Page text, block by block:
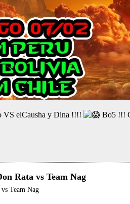
elCausha y Dina !!!!
Bo5 !!!
Rata vs Team Nag
Team Nag